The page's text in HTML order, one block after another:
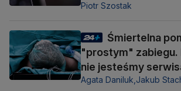
Piotr Szostak
Śmiertelna
"prostym" zabiegu.
nie jesteśmy
Agata Daniluk, Jakub